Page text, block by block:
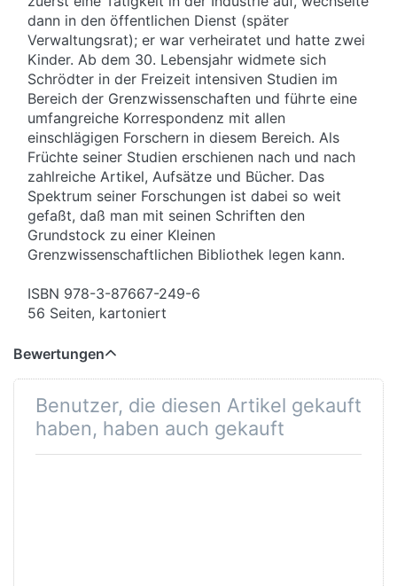
dann in den öffentlichen Dienst (später
Verwaltungsrat); er war verheiratet und hatte zwei
Kinder. Ab dem 30. Lebensjahr widmete sich
Schrödter in der Freizeit intensiven Studien im
Bereich der Grenzwissenschaften und führte eine
umfangreiche Korrespondenz mit allen
einschlägigen Forschern in diesem Bereich. Als
Früchte seiner Studien erschienen nach und nach
zahlreiche Artikel, Aufsätze und Bücher. Das
Spektrum seiner Forschungen ist dabei so weit
gefaßt, daß man mit seinen Schriften den
Grundstock zu einer Kleinen
Grenzwissenschaftlichen Bibliothek legen kann.
ISBN 978-3-87667-249-6
56 Seiten, kartoniert
Bewertungen
Benutzer, die diesen Artikel gekauft
haben, haben auch gekauft